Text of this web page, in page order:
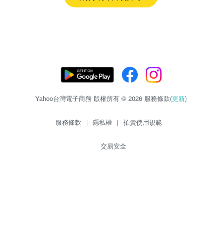
Yahoo台灣電子商務 版權所有 © 2026 服務條款(更新)
服務條款 | 隱私權 | 拍賣使用規範
交易安全